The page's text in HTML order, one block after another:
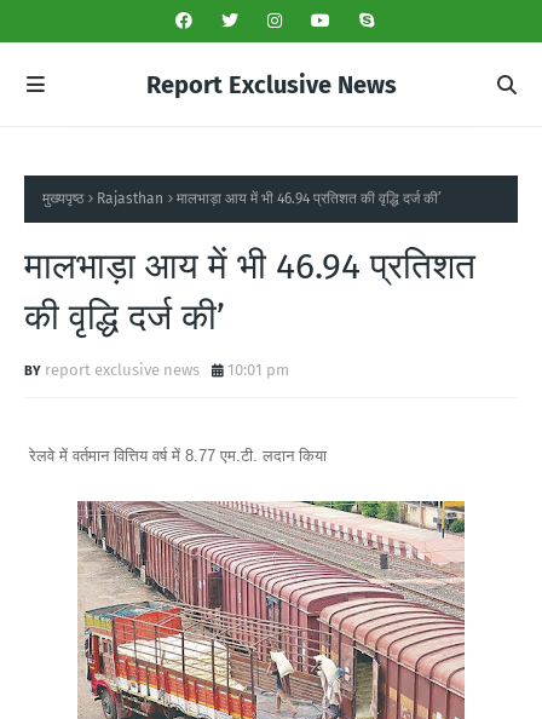
Report Exclusive News
मुख्यपृष्ठ Rajasthan मालभाड़ा आय में भी 46.94 प्रतिशत की वृद्धि दर्ज की’
मालभाड़ा आय में भी 46.94 प्रतिशत
की वृद्धि दर्ज की’
report exclusive news 10:01 pm
रेलवे में वर्तमान वित्तिय वर्ष में 8.77 एम.टी. लदान किया